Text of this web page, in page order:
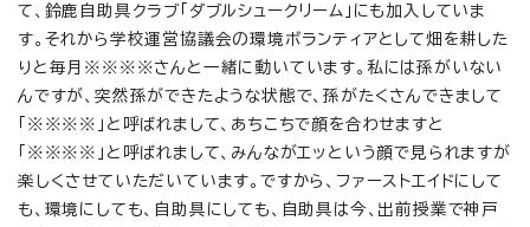
て、鈴鹿自助具クラブ「ダブルシュークリーム」にも加入していま
す。それから学校運営協議会の環境ボランティアとして畑を耕した
りと毎月※※※※さんと一緒に動いています。私には孫がいない
んですが、突然孫ができたような状態で、孫がたくさんできまして
「※※※※」と呼ばれまして、あちこちで顔を合わせますと
「※※※※」と呼ばれまして、みんながエッという顔で見られますが
楽しくさせていただいています。ですから、ファーストエイドにして
も、環境にしても、自助具にしても、自助具は今、出前授業で神戸